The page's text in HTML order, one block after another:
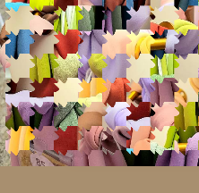
№ 6862628